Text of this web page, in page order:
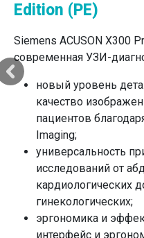
Edition (PE)
Siemens ACUSON X300
современная УЗИ-
новый уровень
качество
пациентов
Imaging;
универсальность
исследований от
кардиологических
гинекологических;
эргономика и
интерфейс и
скальпелем.
коагулирует
Безопасность и
уничтожая
воздействия.
Минимальный
мягкое, поэтому
проводятся вообще
Короткий период
щадящего
восстанавливается
классической